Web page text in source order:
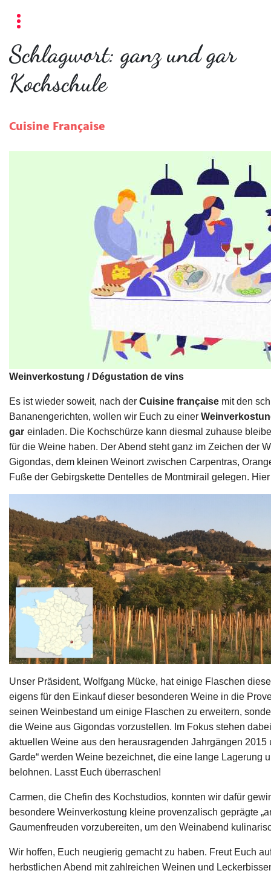
Schlagwort:ganz und gar
Kochschule
Cuisine Française
Weinverkostung / Dégustation de vins
Es ist wieder soweit, nach der Cuisine française mit den
Bananengerichten, wollen wir Euch zu einer
gar einladen. Die Kochschürze kann diesmal zuhause
für die Weine haben. Der Abend steht ganz im Zeichen der
Gigondas, dem kleinen Weinort zwischen Carpentras,
Fuße der Gebirgskette Dentelles de Montmirail gelegen.
Unser Präsident, Wolfgang Mücke, hat einige Flaschen
eigens für den Einkauf dieser besonderen Weine in die
seinen Weinbestand um einige Flaschen zu erweitern,
die Weine aus Gigondas vorzustellen. Im Fokus stehen
aktuellen Weine aus den herausragenden Jahrgängen 2015
Garde“ werden Weine bezeichnet, die eine lange Lagerung
belohnen. Lasst Euch überraschen!
Carmen, die Chefin des Kochstudios, konnten wir dafür
besondere Weinverkostung kleine provenzalisch geprägte
Gaumenfreuden vorzubereiten, um den Weinabend
Wir hoffen, Euch neugierig gemacht zu haben. Freut Euch
herbstlichen Abend mit zahlreichen Weinen und